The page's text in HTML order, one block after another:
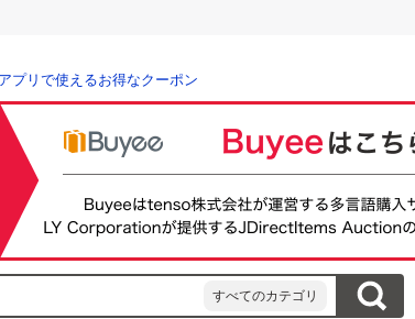
プリで使えるお得なクーポン
すべてのカテゴリ